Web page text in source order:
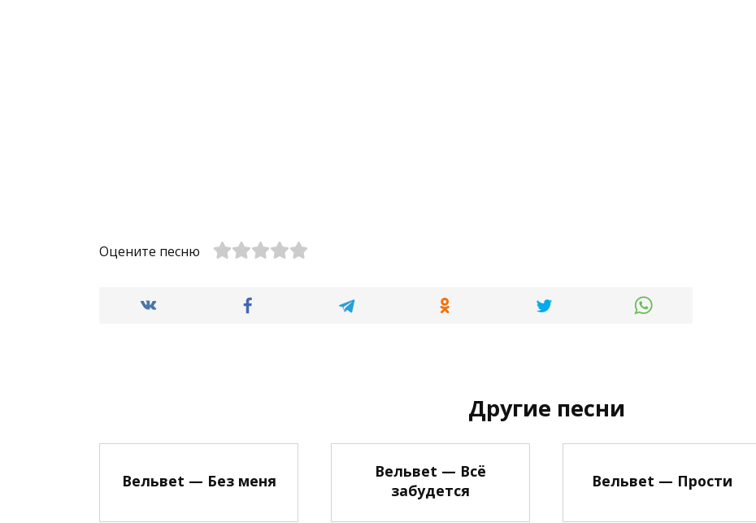
Оцените песню
Другие песни
Вельвеt — Без меня
Вельвеt — Всё
забудется
Вельвеt — Прости